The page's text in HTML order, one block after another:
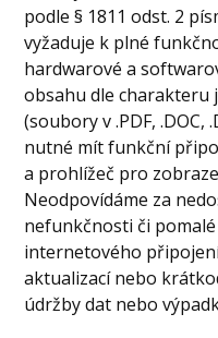
podle § 1811 odst. 2
vyžaduje k plné
hardwarové a
obsahu dle charakteru
(soubory v .PDF, .DOC,
nutné mít funkční
a prohlížeč pro
Neodpovídáme za
nefunkčnosti či
internetového
aktualizací nebo
údržby dat nebo